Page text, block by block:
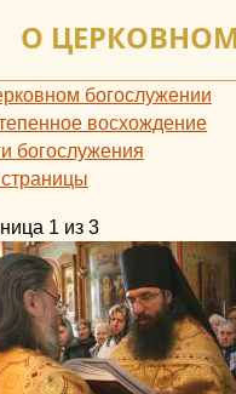
О
богослужении
восхождение
богослужения
1 из 3